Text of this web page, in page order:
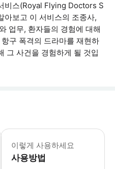
비스(Royal Flying Doctors S
보고 이 서비스의 조종사,
업무, 환자들의 경험에 대해
구 폭격의 드라마를 재현하
그 사건을 경험하게 될 것입
이렇게 사용하세요
사용방법